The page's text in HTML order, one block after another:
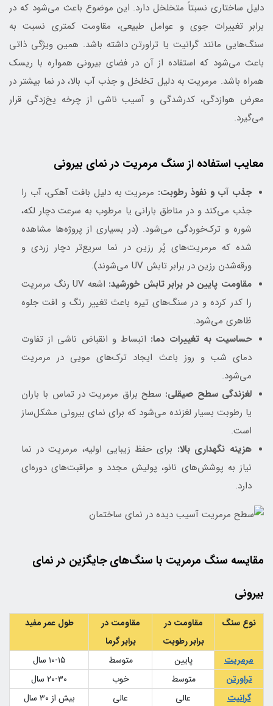
دلیل ساختاری نسبتاً متخلخل دارد. این موضوع باعث می‌شود که در
برابر تغییرات جوی و عوامل طبیعی، مقاومت کمتری نسبت به
سنگ‌هایی مانند گرانیت یا تراورتن داشته باشد. همین ویژگی ذاتی
باعث می‌شود که استفاده از آن در فضای بیرونی همواره با ریسک
همراه باشد. مرمریت به دلیل تخلخل و جذب آب بالا، در نما بیشتر در
معرض هوازدگی، کدرشدگی و آسیب ناشی از چرخه یخ‌زدگی قرار
می‌گیرد.
معایب استفاده از سنگ مرمریت در نمای بیرونی
جذب آب و نفوذ رطوبت: مرمریت به دلیل بافت آهکی، آب را
جذب می‌کند و در مناطق بارانی یا مرطوب به سرعت دچار لکه،
شوره و ترک‌خوردگی می‌شود. (در بسیاری از پروژه‌ها مشاهده
شده که مرمریت‌های پُر‌ رزین در نما سریع‌تر دچار زردی و
ورقه‌شدن رزین در برابر تابش UV می‌شوند).
مقاومت پایین در برابر تابش خورشید:
اشعه UV رنگ مرمریت
را کدر کرده و در سنگ‌های تیره باعث تغییر رنگ و افت جلوه
ظاهری می‌شود.
حساسیت به تغییرات دما: انبساط و انقباض ناشی از تفاوت
دمای شب و روز باعث ایجاد ترک‌های مویی در مرمریت
می‌شود.
لغزندگی سطح صیقلی: سطح براق مرمریت در تماس با باران
یا رطوبت بسیار لغزنده می‌شود که برای نمای بیرونی مشکل‌ساز
است.
هزینه نگهداری بالا: برای حفظ زیبایی اولیه، مرمریت در نما
نیاز به پوشش‌های نانو، پولیش مجدد و مراقبت‌های دوره‌ای
دارد.
مقایسه سنگ مرمریت با سنگ‌های جایگزین در نمای
بیرونی
نوع سنگ
مقاومت در
برابر رطوبت
مقاومت در
برابر گرما
طول عمر مفید
مرمریت پایین متوسط
۱۰-۱۵ سال
تراورتن
متوسط خوب
۲۰-۳۰ سال
گرانیت
عالی عالی
بیش از ۳۰ سال